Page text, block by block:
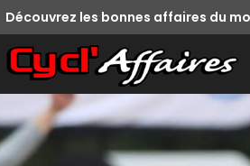
Découvrez les bonnes affaires du